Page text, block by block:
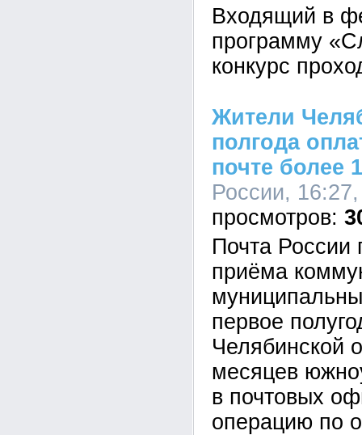
Входящий в
программу
конкурс
Жители
полгода
почте более
России,
Почта России
приёма
первое
Челябинской
месяцев
в почтовых
операцию по